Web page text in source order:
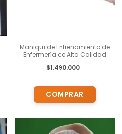
Maniquí de Entrenamiento de
Enfermería de Alta Calidad
$1.490.000